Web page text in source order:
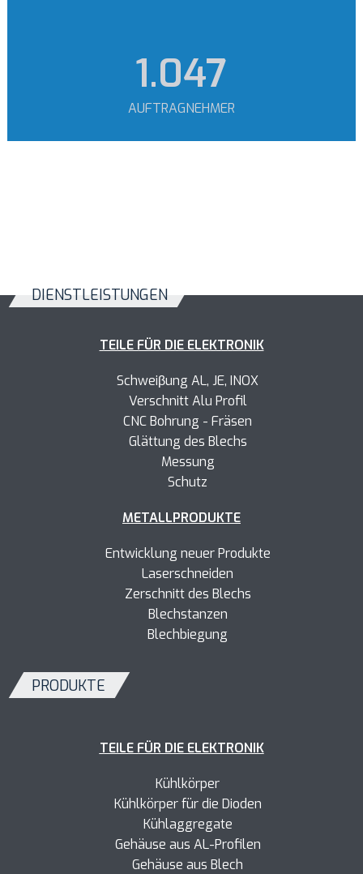
1.288
AUFTRAGNEHMER
DIENSTLEISTUNGEN
TEILE FÜR DIE ELEKTRONIK
Schweiβung AL, JE, INOX
Verschnitt Alu Profil
CNC Bohrung - Fräsen
Glättung des Blechs
Messung
Schutz
METALLPRODUKTE
Entwicklung neuer Produkte
Laserschneiden
Zerschnitt des Blechs
Blechstanzen
Blechbiegung
PRODUKTE
TEILE FÜR DIE ELEKTRONIK
Kühlkörper
Kühlkörperfür die Dioden
Kühlaggregate
Gehäuse aus AL-Profilen
Gehäuse aus Blech